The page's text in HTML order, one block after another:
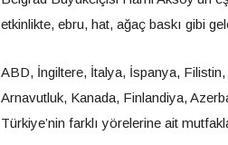
etkinlikte, ebru, hat, ağaç baskı gibi
ABD, İngiltere, İtalya, İspanya,
Arnavutluk, Kanada, Finlandiya,
Türkiye’nin farklı yörelerine ait